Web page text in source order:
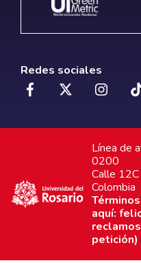
Redes sociales
Línea de
0200
Calle
Colombia
aquí:
petición)